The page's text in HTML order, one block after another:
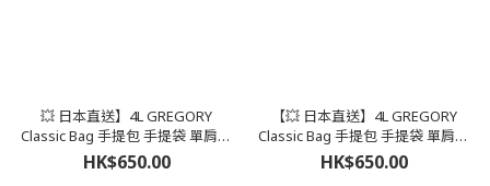
💥 日本直送】4L GREGORY
Classic Bag 手提包 手提袋 單肩包
迷你單肩包 斜孭袋 袋 ドラムバッ
グミニ Drum Bag Mini Shoulder
HK$650.00
【💥 日本直送】4L GREGORY
Classic Bag 手提包 手提袋 單肩包
迷你單肩包 斜孭袋 袋 ドラムバッ
グミニ Drum Bag Mini Shoulder
HK$650.00